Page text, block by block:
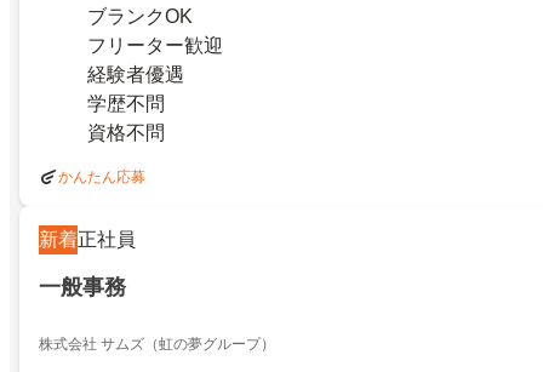
ブランクOK
フリーター歓迎
経験者優遇
学歴不問
資格不問
かんたん応募
新着正社員
一般事務
株式会社 サムズ（虹の夢グループ）